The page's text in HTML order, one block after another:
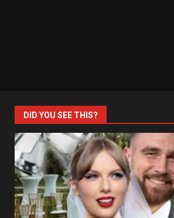
DID YOU SEE THIS?